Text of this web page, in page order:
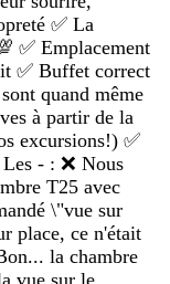
✅️ La
✅️ Emplacement
✅️ Buffet correct
quand même
à partir de la
excursions!) ✅️
- : ❌️ Nous
T25 avec
\"vue sur
place, ce n'était
la chambre
vue sur le